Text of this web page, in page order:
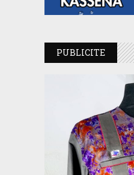
PUBLICITE